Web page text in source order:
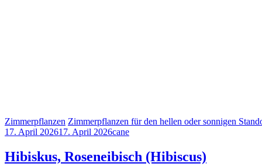
Zimmerpflanzen Zimmerpflanzen für den hellen oder sonnigen
17. April 202617. April 2026cane
Hibiskus, Roseneibisch (Hibiscus)